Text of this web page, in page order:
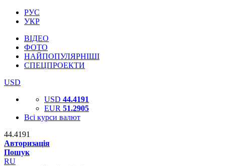
РУС
УКР
ВІДЕО
ФОТО
НАЙПОПУЛЯРНІШІ
СПЕЦПРОЕКТИ
USD
USD 44.4191
EUR 51.2905
Всі курси валют
44.4191
Авторизація
Пошук
RU